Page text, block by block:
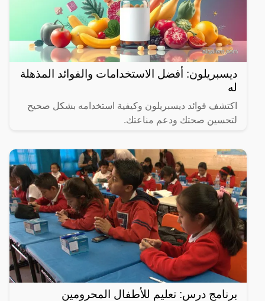
ديسبريلون: أفضل الاستخدامات والفوائد المذهلة
له
اكتشف فوائد ديسبريلون وكيفية استخدامه بشكل صحيح
لتحسين صحتك ودعم مناعتك.
برنامج درس: تعليم للأطفال المحرومين